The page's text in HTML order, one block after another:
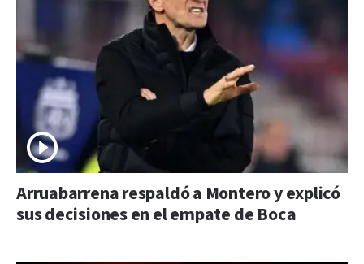
Arruabarrena respaldó a Montero y explicó
sus decisiones en el empate de Boca